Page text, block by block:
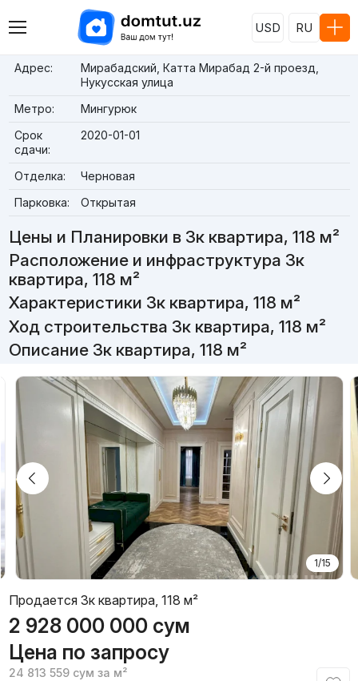
USD RU
Адрес:
Мирабадский, Катта Мирабад 2-й проезд,
Нукусская улица
Метро:
Мингурюк
Срок
сдачи:
2020-01-01
Отделка:
Черновая
Парковка:
Открытая
Цены и Планировки в 3к квартира, 118 м²
Расположение и инфраструктура 3к
квартира, 118 м²
Характеристики 3к квартира, 118 м²
Ход строительства 3к квартира, 118 м²
Описание 3к квартира, 118 м²
1/15
Продается 3к квартира, 118 м²
2 928 000 000 сум
Цена по запросу
24 813 559 сум за м²